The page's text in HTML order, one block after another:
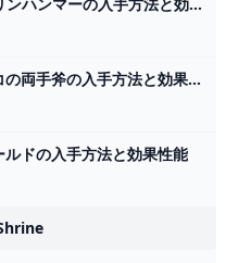
青ボスボコの両手斧の入手方法と効果性能
ドの入手方法と効果性能